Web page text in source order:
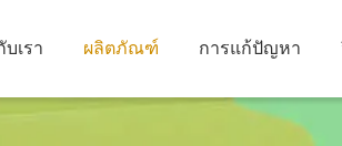
บเรา ผลิตภัณฑ์ การแก้ปัญหา